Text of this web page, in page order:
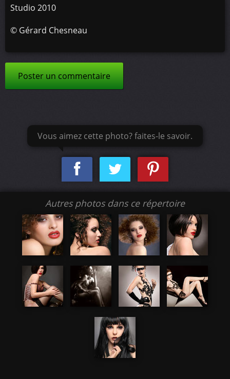
Studio 2010
© Gérard Chesneau
Poster un commentaire
Vous aimez cette photo? faites-le savoir.
Autres photos dans ce répertoire